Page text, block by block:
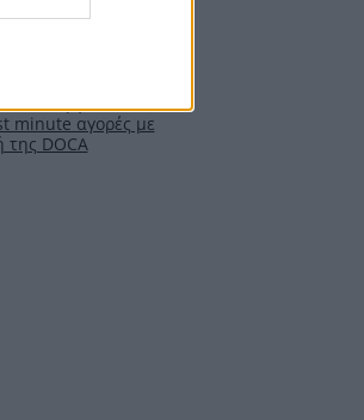
θα σε βγάλει
minute αγορές με
DOCA